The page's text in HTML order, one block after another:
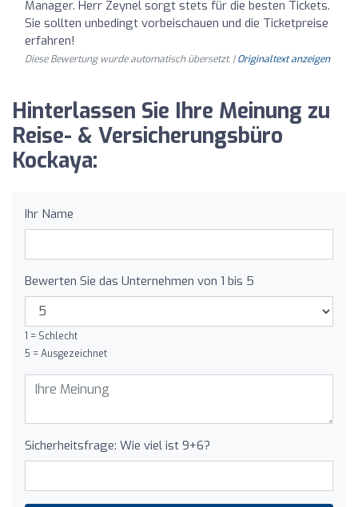
Manager. Herr Zeynel sorgt stets für die besten Tickets.
Sie sollten unbedingt vorbeischauen und die Ticketpreise
erfahren!
Diese Bewertung wurde automatisch übersetzt. |Originaltext anzeigen
Hinterlassen Sie Ihre Meinung zu
Reise- & Versicherungsbüro
Kockaya:
Ihr Name
Bewerten Sie das Unternehmen von 1 bis 5
1 = Schlecht
5 = Ausgezeichnet
Sicherheitsfrage: Wie viel ist 9+6?